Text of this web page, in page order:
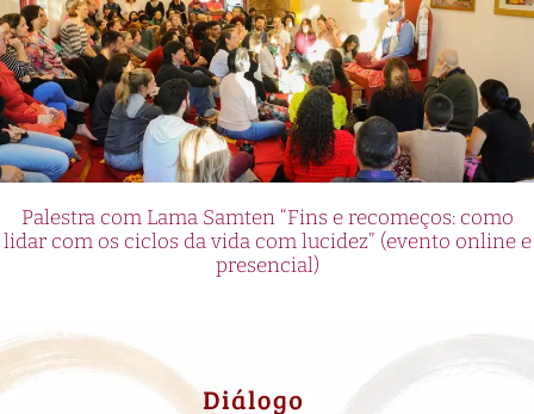
Palestra com Lama Samten “Fins e recomeços: como
lidar com os ciclos da vida com lucidez” (evento online e
presencial)